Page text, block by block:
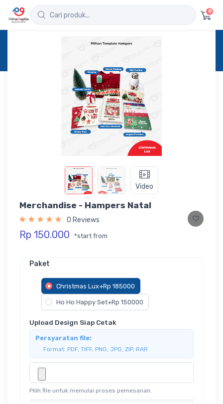
0
Home Produk
Video
Merchandise - Hampers Natal
0 Reviews
Rp 150.000 *start from
Paket
Christmas Lux+Rp 185000
Ho Ho Happy Set+Rp 150000
Upload Design Siap Cetak
Persyaratan file:
Format: PDF, TIFF, PNG, JPG, ZIP, RAR
Pilih file untuk memulai proses pemesanan.